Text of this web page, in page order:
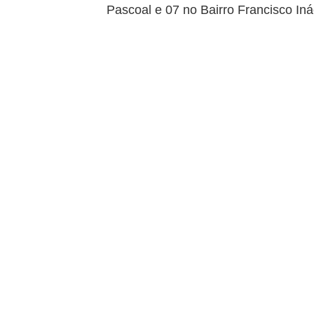
Pascoal e 07 no Bairro Francisco